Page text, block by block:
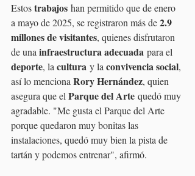
Estos trabajos han permitido que de enero
a mayo de 2025, se registraron más de 2.9
millones de visitantes, quienes disfrutaron
de una infraestructura adecuada para el
deporte, la cultura y la convivencia social,
así lo menciona Rory Hernández, quien
asegura que el Parque del Arte quedó muy
agradable. "Me gusta el Parque del Arte
porque quedaron muy bonitas las
instalaciones, quedó muy bien la pista de
tartán y podemos entrenar", afirmó.